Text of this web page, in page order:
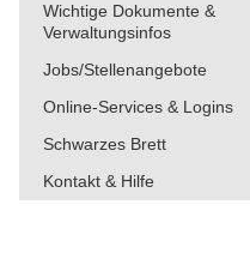
Wichtige Dokumente &
Verwaltungsinfos
Jobs/Stellenangebote
Online-Services & Logins
Schwarzes Brett
Kontakt & Hilfe